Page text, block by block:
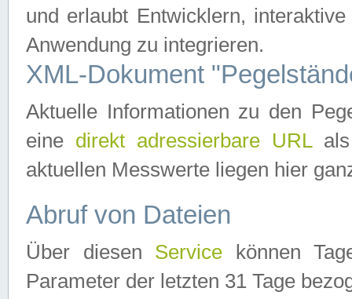
und erlaubt Entwicklern,
Anwendung zu integrieren.
XML-Dokument
Aktuelle Informationen zu den
eine direkt adressierbare URLals
aktuellen Messwerte liegen hier
Abruf von Dateien
Über diesen Service können
Parameter der letzten 31 Tage